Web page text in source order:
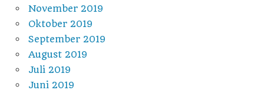
November 2019
Oktober 2019
September 2019
August 2019
Juli 2019
Juni 2019